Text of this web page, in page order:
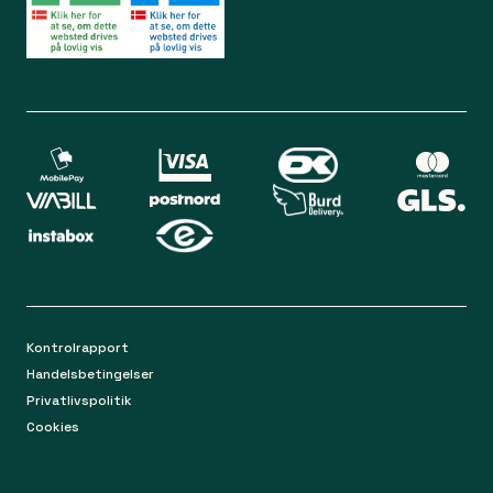
Lørdag 09.00 - 12.00
Mandag-torsdag 9.00 - 16.00
Kontakt os på mail
apoteket@apopro.dk
Spørgsmål og svar
Returnering
Bliv medlem
Din sikkerhed
Kontrolrapport
Handelsbetingelser
Privatlivspolitik
Cookies